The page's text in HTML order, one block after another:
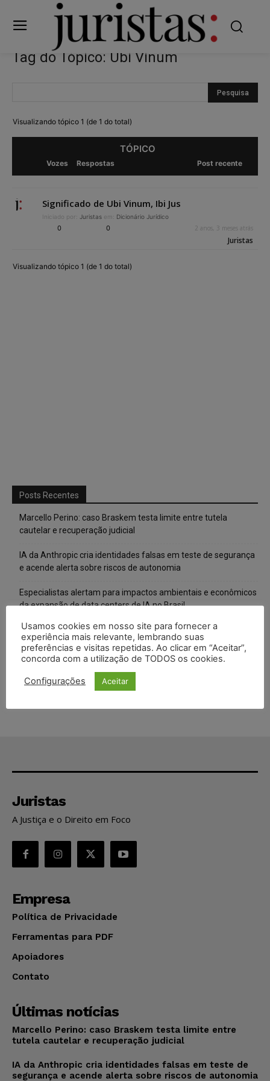
Tag do Tópico: Ubi Vinum
Visualizando tópico 1 (de 1 do total)
TÓPICO
Vozes Respostas Post recente
Significado de Ubi Vinum, Ibi Jus
Iniciado por: Juristas em: Dicionário Jurídico
0 0 2 anos, 3 meses atrás
Juristas
Visualizando tópico 1 (de 1 do total)
Posts Recentes
Marcello Perino: caso Braskem testa limite entre tutela
cautelar e recuperação judicial
IA da Anthropic cria identidades falsas em teste de segurança
e acende alerta sobre riscos de autonomia
Especialistas alertam para impactos ambientais e econômicos
da expansão de data centers de IA no Brasil
TSE reforça que sistemas das urnas eletrônicas tornam-se
invioláveis após assinatura digital e lacração
STF inicia julgamento sobre constitucionalidade da proibição
dos jogos de azar no Brasil
Juristas
A Justiça e o Direito em Foco
Empresa
Política de Privacidade
Ferramentas para PDF
Apoiadores
Contato
Últimas notícias
Marcello Perino: caso Braskem testa limite entre
tutela cautelar e recuperação judicial
IA da Anthropic cria identidades falsas em teste de
segurança e acende alerta sobre riscos de autonomia
Usamos cookies em nosso site para fornecer a
experiência mais relevante, lembrando suas
preferências e visitas repetidas. Ao clicar em “Aceitar”,
concorda com a utilização de TODOS os cookies.
Configurações Aceitar